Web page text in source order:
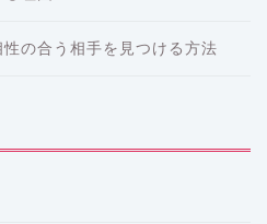
の合う相手を見つける方法